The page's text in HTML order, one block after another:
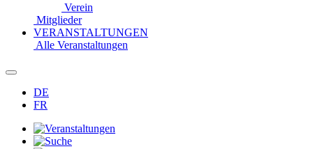
Verein
Mitglieder
VERANSTALTUNGEN
Alle Veranstaltungen
DE
FR